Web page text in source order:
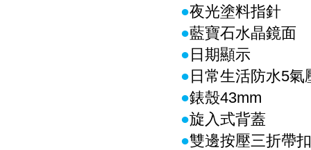
●夜光塗料指針
●藍寶石水晶鏡面
●日期顯示
●日常生活防水5氣
●錶殼43mm
●旋入式背蓋
●雙邊按壓三折帶扣